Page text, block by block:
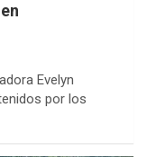
Evelyn
por los